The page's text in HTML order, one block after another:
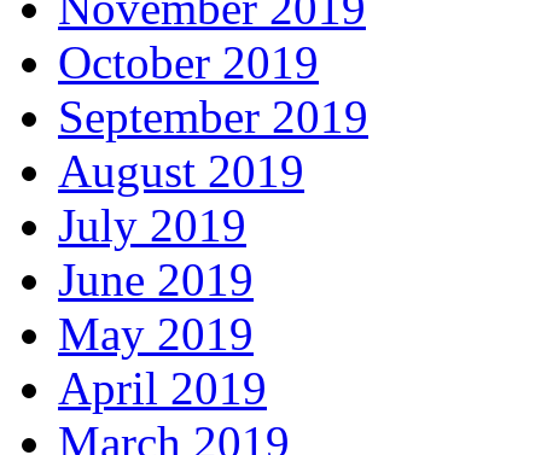
October 2019
September 2019
August 2019
July 2019
June 2019
May 2019
April 2019
March 2019